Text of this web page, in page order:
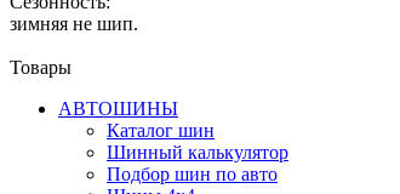
зимняя не шип.
Товары
АВТОШИНЫ
Каталог шин
Шинный калькулятор
Подбор шин по авто